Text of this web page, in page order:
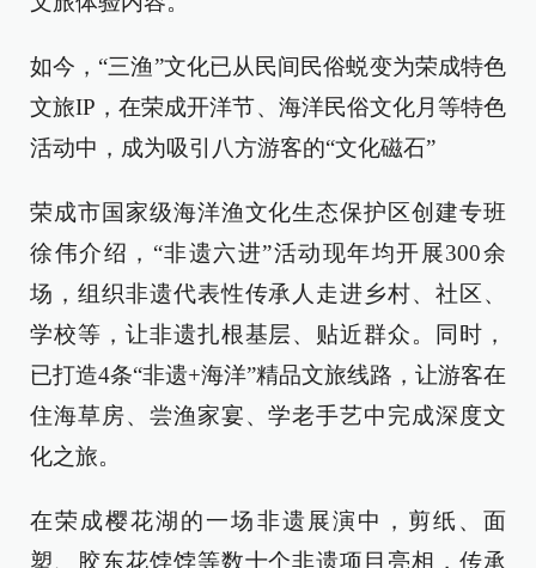
如今，“三渔”文化已从民间民俗蜕变为荣成特色
文旅IP，在荣成开洋节、海洋民俗文化月等特色
活动中，成为吸引八方游客的“文化磁石”
荣成市国家级海洋渔文化生态保护区创建专班
徐伟介绍，“非遗六进”活动现年均开展300余
场，组织非遗代表性传承人走进乡村、社区、
学校等，让非遗扎根基层、贴近群众。同时，
已打造4条“非遗+海洋”精品文旅线路，让游客在
住海草房、尝渔家宴、学老手艺中完成深度文
化之旅。
在荣成樱花湖的一场非遗展演中，剪纸、面
塑、胶东花饽饽等数十个非遗项目亮相，传承